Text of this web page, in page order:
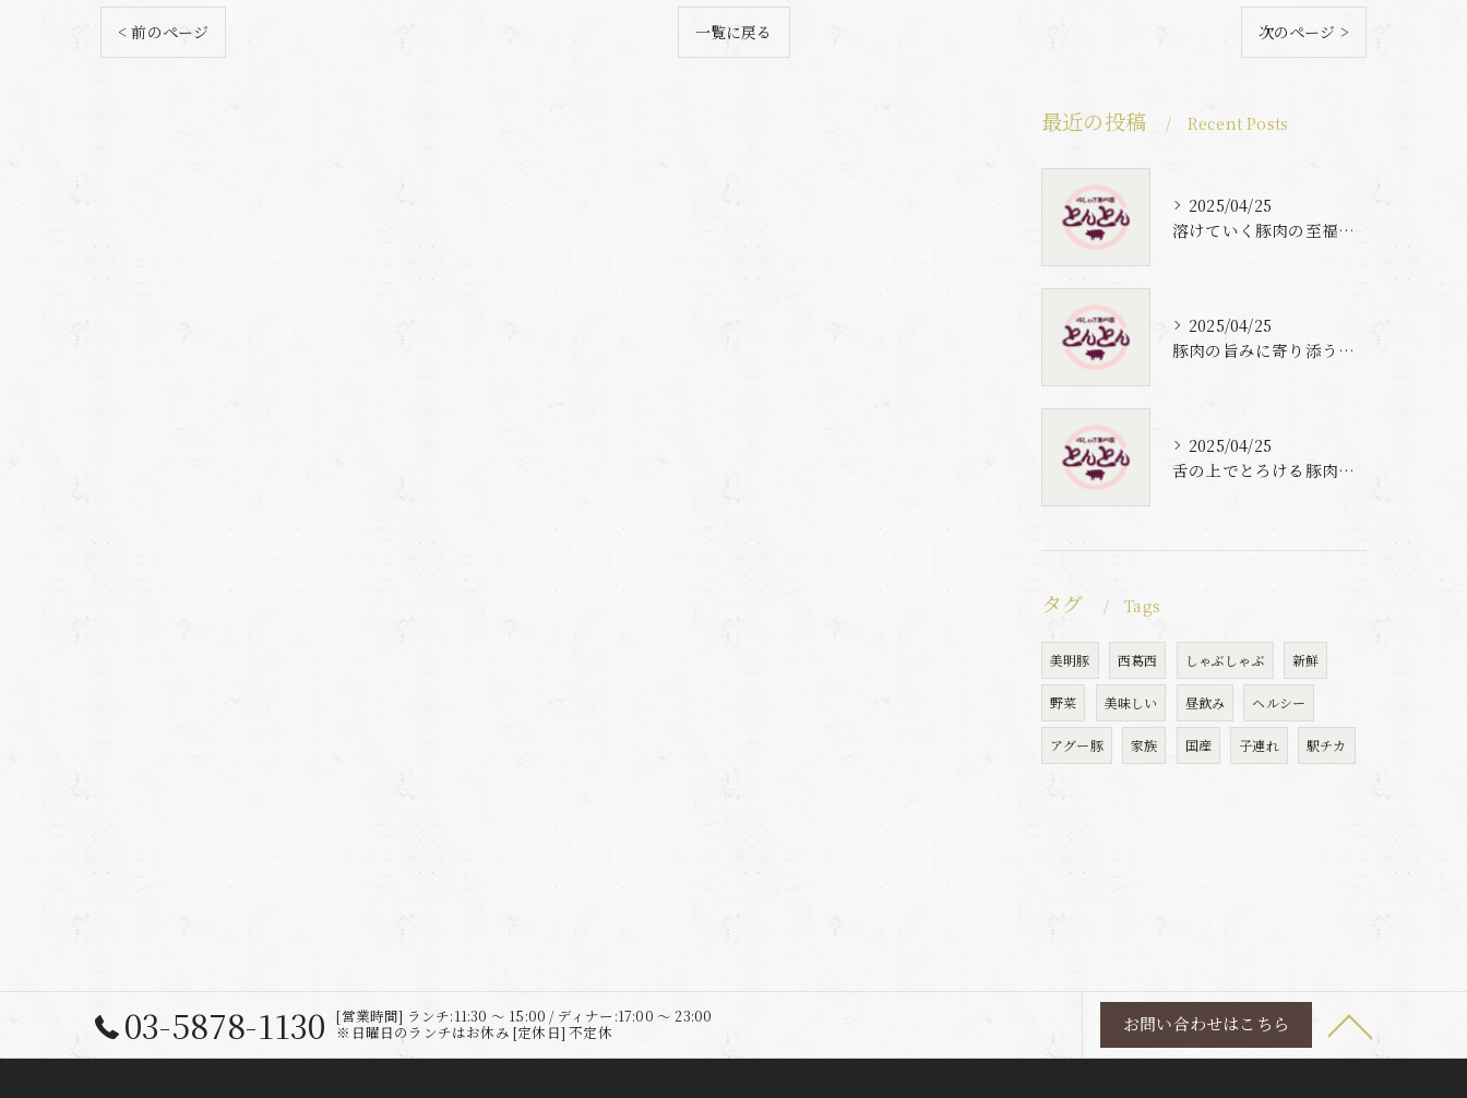
< 前のページ 一覧に戻る 次のページ >
最近の投稿 Recent Posts
2025/04/25
溶けていく豚肉の至福体験
2025/04/25
豚肉の旨みに寄り添う自家製梅出汁の魅力
2025/04/25
舌の上でとろける豚肉と自家製梅出汁の魅力
タグ Tags
美明豚 西葛西 しゃぶしゃぶ 新鮮
野菜 美味しい 昼飲み ヘルシー
アグー豚 家族 国産 子連れ 駅チカ
03-5878-1130
[営業時間] ランチ:11:30 ～ 15:00 / ディナー:17:00 ～ 23:00
※日曜日のランチはお休み [定休日] 不定休
お問い合わせはこちら